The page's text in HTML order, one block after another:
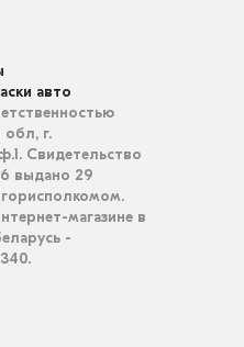
авто
обл, г.
Свидетельство
выдано 29
магазине в
-